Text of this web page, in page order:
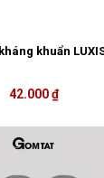
khuẩn
42.000 ₫